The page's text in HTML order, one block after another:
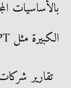
بالأساسيات
الكبيرة مثل ChatGPT أو Claude لتحليل
تقارير